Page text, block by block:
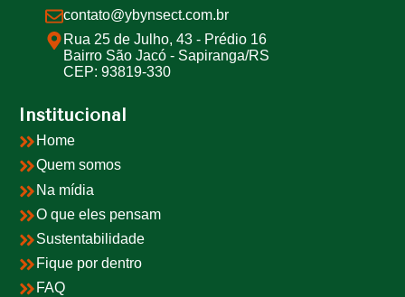
contato@ybynsect.com.br
Rua 25 de Julho, 43 - Prédio 16
Bairro São Jacó - Sapiranga/RS
CEP: 93819-330
Institucional
Home
Quem somos
Na mídia
O que eles pensam
Sustentabilidade
Fique por dentro
FAQ